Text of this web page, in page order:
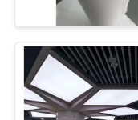
KONTAKT
MIT
UNS